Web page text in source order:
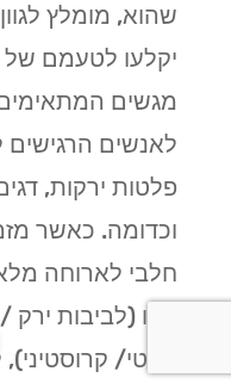
שהוא, מומלץ
יקלעו לטעמם
מגשים
לאנשים הרגישים
פלטות ירקות,
וכדומה. כאשר
חלבי לארוחה
כמו (לביבות ירק
פסטי/